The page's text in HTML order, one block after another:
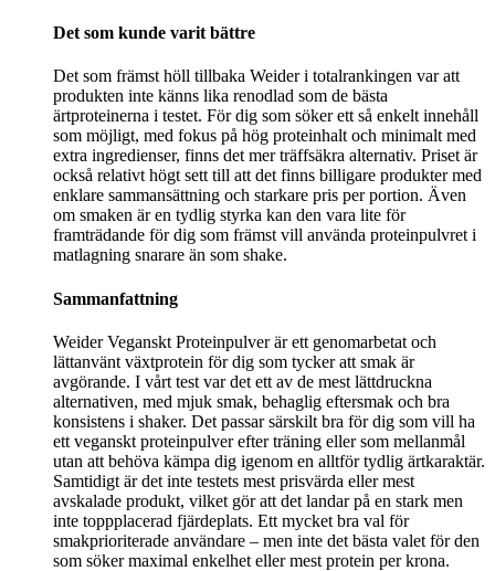
Det som kunde varit bättre
Det som främst höll tillbaka Weider i totalrankingen var att
produkten inte känns lika renodlad som de bästa
ärtproteinerna i testet. För dig som söker ett så enkelt innehåll
som möjligt, med fokus på hög proteinhalt och minimalt med
extra ingredienser, finns det mer träffsäkra alternativ. Priset är
också relativt högt sett till att det finns billigare produkter med
enklare sammansättning och starkare pris per portion. Även
om smaken är en tydlig styrka kan den vara lite för
framträdande för dig som främst vill använda proteinpulvret i
matlagning snarare än som shake.
Sammanfattning
Weider Veganskt Proteinpulver är ett genomarbetat och
lättanvänt växtprotein för dig som tycker att smak är
avgörande. I vårt test var det ett av de mest lättdruckna
alternativen, med mjuk smak, behaglig eftersmak och bra
konsistens i shaker. Det passar särskilt bra för dig som vill ha
ett veganskt proteinpulver efter träning eller som mellanmål
utan att behöva kämpa dig igenom en alltför tydlig ärtkaraktär.
Samtidigt är det inte testets mest prisvärda eller mest
avskalade produkt, vilket gör att det landar på en stark men
inte toppplacerad fjärdeplats. Ett mycket bra val för
smakprioriterade användare – men inte det bästa valet för den
som söker maximal enkelhet eller mest protein per krona.